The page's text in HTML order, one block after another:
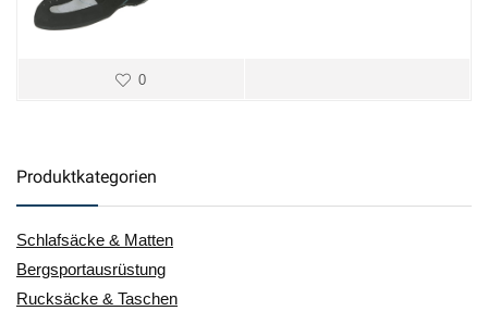
0
Produktkategorien
Schlafsäcke & Matten
Bergsportausrüstung
Rucksäcke & Taschen